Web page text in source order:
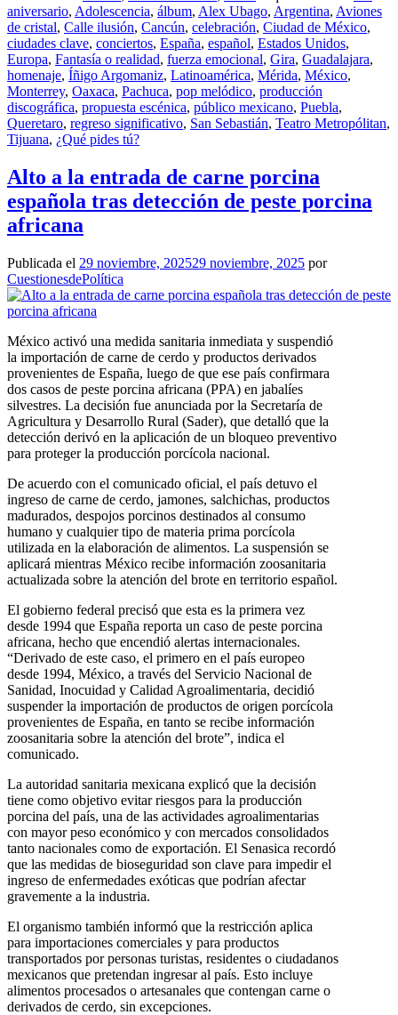
aniversario, Adolescencia, álbum, Alex Ubago, Argentina, Aviones
de cristal, Calle ilusión, Cancún, celebración, Ciudad de México,
ciudades clave, conciertos, España, español, Estados Unidos,
Europa, Fantasía o realidad, fuerza emocional, Gira, Guadalajara,
homenaje, Íñigo Argomaniz, Latinoamérica, Mérida, México,
Monterrey, Oaxaca, Pachuca, pop melódico, producción
discográfica, propuesta escénica, público mexicano, Puebla,
Queretaro, regreso significativo, San Sebastián, Teatro Metropólitan,
Tijuana, ¿Qué pides tú?
Alto a la entrada de carne porcina
española tras detección de peste porcina
africana
Publicada el 29 noviembre, 202529 noviembre, 2025 por
CuestionesdePolítica
México activó una medida sanitaria inmediata y suspendió
la importación de carne de cerdo y productos derivados
provenientes de España, luego de que ese país confirmara
dos casos de peste porcina africana (PPA) en jabalíes
silvestres. La decisión fue anunciada por la Secretaría de
Agricultura y Desarrollo Rural (Sader), que detalló que la
detección derivó en la aplicación de un bloqueo preventivo
para proteger la producción porcícola nacional.
De acuerdo con el comunicado oficial, el país detuvo el
ingreso de carne de cerdo, jamones, salchichas, productos
madurados, despojos porcinos destinados al consumo
humano y cualquier tipo de materia prima porcícola
utilizada en la elaboración de alimentos. La suspensión se
aplicará mientras México recibe información zoosanitaria
actualizada sobre la atención del brote en territorio español.
El gobierno federal precisó que esta es la primera vez
desde 1994 que España reporta un caso de peste porcina
africana, hecho que encendió alertas internacionales.
“Derivado de este caso, el primero en el país europeo
desde 1994, México, a través del Servicio Nacional de
Sanidad, Inocuidad y Calidad Agroalimentaria, decidió
suspender la importación de productos de origen porcícola
provenientes de España, en tanto se recibe información
zoosanitaria sobre la atención del brote”, indica el
comunicado.
La autoridad sanitaria mexicana explicó que la decisión
tiene como objetivo evitar riesgos para la producción
porcina del país, una de las actividades agroalimentarias
con mayor peso económico y con mercados consolidados
tanto nacionales como de exportación. El Senasica recordó
que las medidas de bioseguridad son clave para impedir el
ingreso de enfermedades exóticas que podrían afectar
gravemente a la industria.
El organismo también informó que la restricción aplica
para importaciones comerciales y para productos
transportados por personas turistas, residentes o ciudadanos
mexicanos que pretendan ingresar al país. Esto incluye
alimentos procesados o artesanales que contengan carne o
derivados de cerdo, sin excepciones.